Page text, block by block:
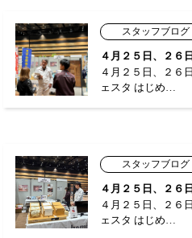
スタッフブログ
４月２５日、２６
４月２５日、２６
ェスタ はじめ…
スタッフブログ
４月２５日、２
４月２５日、２６
ェスタ はじめ…